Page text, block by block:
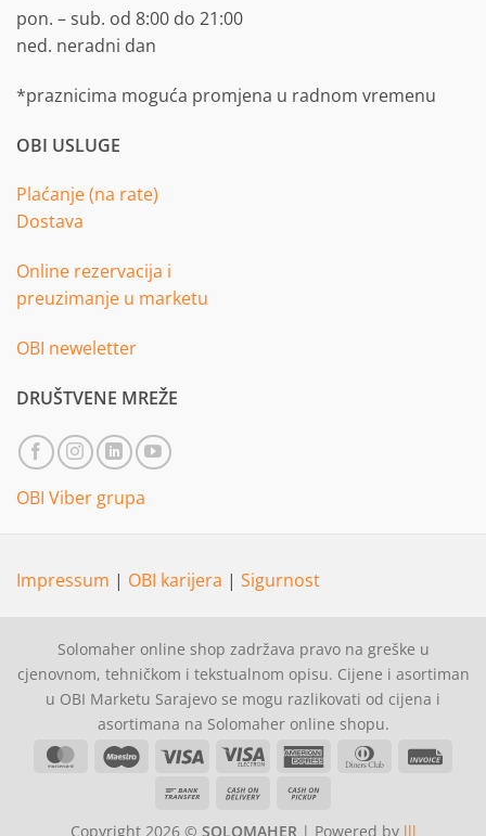
pon. – sub. od 8:00 do 21:00
ned. neradni dan
*praznicima moguća promjena u radnom vremenu
OBI USLUGE
Plaćanje (na rate)
Dostava
Online rezervacija i
preuzimanje u marketu
OBI neweletter
DRUŠTVENE MREŽE
OBI Viber grupa
Impressum | OBI karijera | Sigurnost
Solomaher online shop zadržava pravo na greške u
cjenovnom, tehničkom i tekstualnom opisu. Cijene i asortiman
u OBI Marketu Sarajevo se mogu razlikovati od cijena i
asortimana na Solomaher online shopu.
MasterCardMaestro Visa
Visa
American Dinners
Bank
Cash
Copyright 2026 © SOLOMAHER | Powered by lll